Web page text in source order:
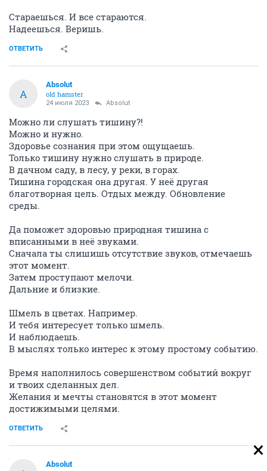
Стараешься. И все стараются.
Надеешься. Веришь.
ОТВЕТИТЬ
A
Absolut
old hamster
24 июля 2023 Absolut
Можно ли слушать тишину?!
Можно и нужно.
Здоровье сознания при этом ощущаешь.
Только тишину нужно слушать в природе.
В дачном саду, в лесу, у реки, в горах.
Тишина городская она другая. У неё другая
благотворная цель. Отдых между. Обновление
среды.
Да поможет здоровью природная тишина с
вписанными в неё звуками.
Сначала ты слишишь отсутствие звуков, отмечаешь
этот момент.
Затем проступают мелочи.
Дальние и близкие.
Шмель в цветах. Например.
И тебя интересует только шмель.
И наблюдаешь.
В мыслях только интерес к этому простому событию.
Время наполнилось совершенством событий вокруг
и твоих сделанных дел.
Желания и мечты становятся в этот момент
достижимыми целями.
ОТВЕТИТЬ
Absolut